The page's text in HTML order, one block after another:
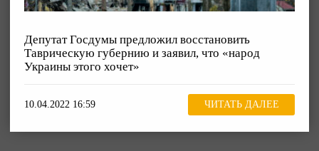
Депутат Госдумы предложил восстановить
Таврическую губернию и заявил, что «народ
Украины этого хочет»
10.04.2022 16:59 ЧИТАТЬ ДАЛЕЕ